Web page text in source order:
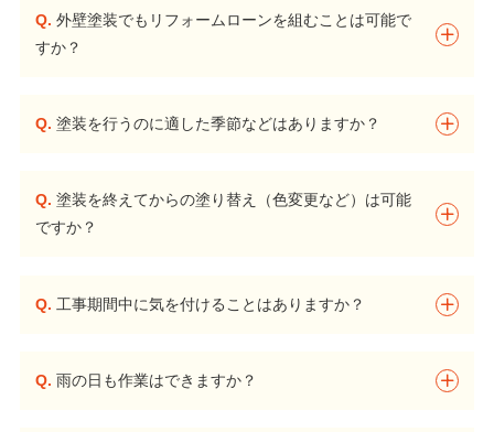
Q. 外壁塗装でもリフォームローンを組むことは可能で
すか？
Q. 塗装を行うのに適した季節などはありますか？
Q. 塗装を終えてからの塗り替え（色変更など）は可能
ですか？
Q. 工事期間中に気を付けることはありますか？
Q. 雨の日も作業はできますか？